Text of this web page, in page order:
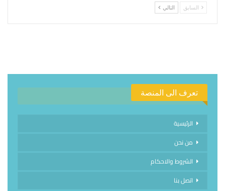
السابق التالي
تعرف الى المنصة
الرئيسية
من نحن
الشروط والاحكام
اتصل بنا